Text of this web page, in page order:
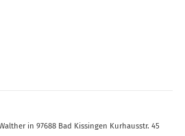
in 97688 Bad Kissingen Kurhausstr. 45